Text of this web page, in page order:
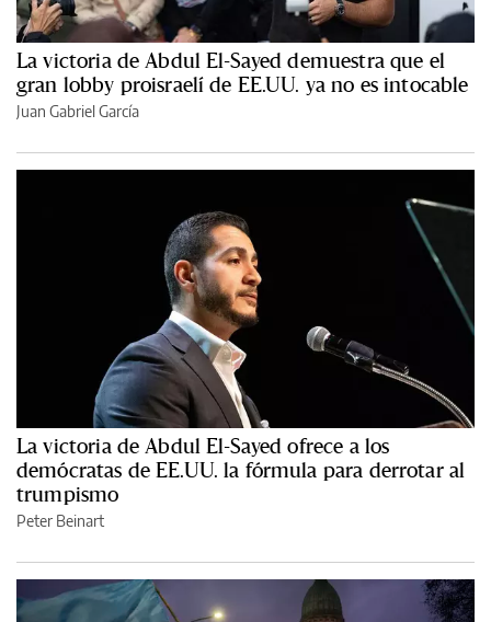
La victoria de Abdul El-Sayed demuestra que el
gran lobby proisraelí de EE.UU. ya no es intocable
Juan Gabriel García
La victoria de Abdul El-Sayed ofrece a los
demócratas de EE.UU. la fórmula para derrotar al
trumpismo
Peter Beinart